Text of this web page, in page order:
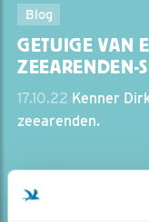
Blog
GETUIGE VAN
ZEEARENDEN-
17.10.22 Kenner
zeearenden.
lees meer